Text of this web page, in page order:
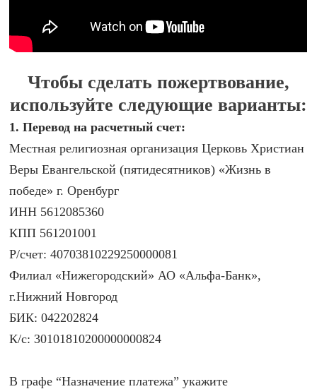
Чтобы сделать пожертвование,
используйте следующие варианты:
1. Перевод на расчетный счет:
Местная религиозная организация Церковь Христиан
Веры Евангельской (пятидесятников) «Жизнь в
победе» г. Оренбург
ИНН 5612085360
КПП 561201001
Р/счет: 40703810229250000081
Филиал «Нижегородский» АО «Альфа-Банк»,
г.Нижний Новгород
БИК: 042202824
К/с: 30101810200000000824
В графе “Назначение платежа” укажите